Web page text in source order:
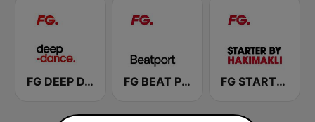
FG DEEP DANCE FG BEAT PORT FG STARTER By HAKIMAKLI